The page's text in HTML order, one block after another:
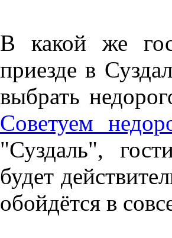
В какой же
приезде в
выбрать
Советуем
"Суздаль",
будет
обойдётся в